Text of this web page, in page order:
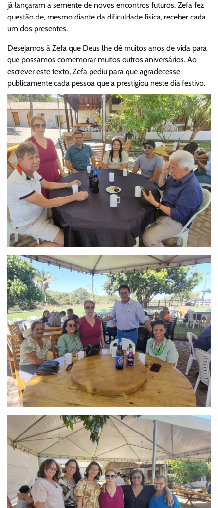
já lançaram a semente de novos encontros futuros. Zefa fez
questão de, mesmo diante da dificuldade física, receber cada
um dos presentes.
Desejamos à Zefa que Deus lhe dê muitos anos de vida para
que possamos comemorar muitos outros aniversários. Ao
escrever este texto, Zefa pediu para que agradecesse
publicamente cada pessoa que a prestigiou neste dia festivo.